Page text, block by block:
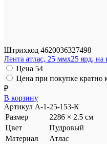
Штрихкод 4620036327498
Лента атлас, 25 ммx25 ярд, на
Цена 54
Цена при покупке кратно
₽
В корзину
Артикул A-1-25-153-К
Размер
2286 × 2.5 см
Цвет
Пудровый
Материал
Атлас